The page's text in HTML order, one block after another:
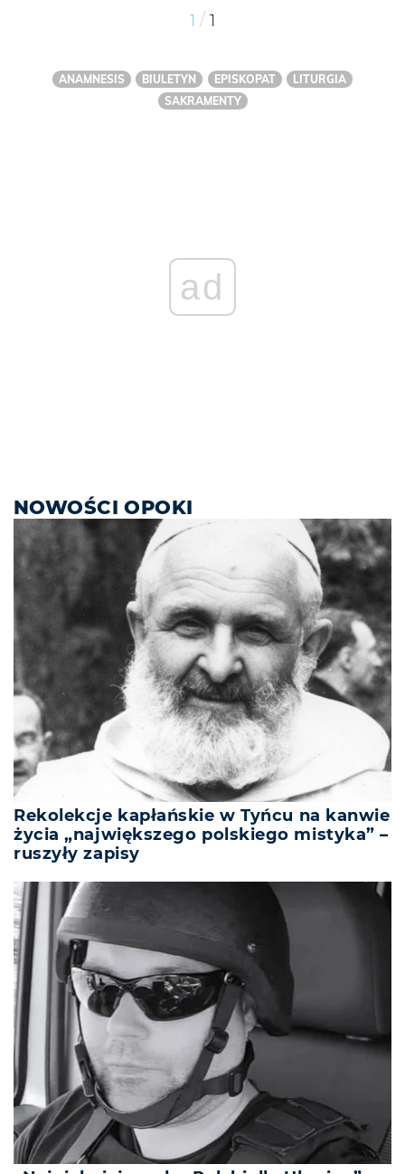
1 / 1
ANAMNESIS BIULETYN EPISKOPAT
LITURGIA
SAKRAMENTY
ad
NOWOŚCI OPOKI
Rekolekcje kapłańskie w Tyńcu na kanwie
życia „największego polskiego mistyka” –
ruszyły zapisy